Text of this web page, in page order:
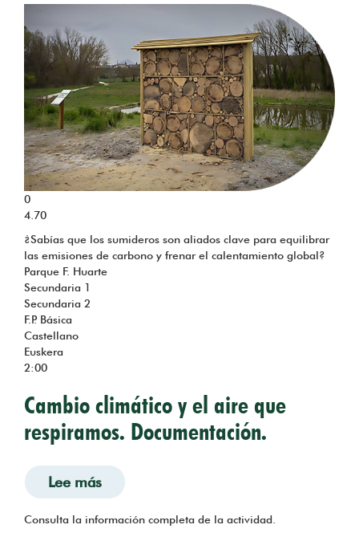
0
4.70
¿Sabías que los sumideros son aliados clave para equilibrar
las emisiones de carbono y frenar el calentamiento global?
Parque F. Huarte
Secundaria 1
Secundaria 2
F.P. Básica
Castellano
Euskera
2:00
Cambio climático y el aire que
respiramos. Documentación.
Lee más sobre Cambio climático y el aire que
Consulta la información completa de la actividad.